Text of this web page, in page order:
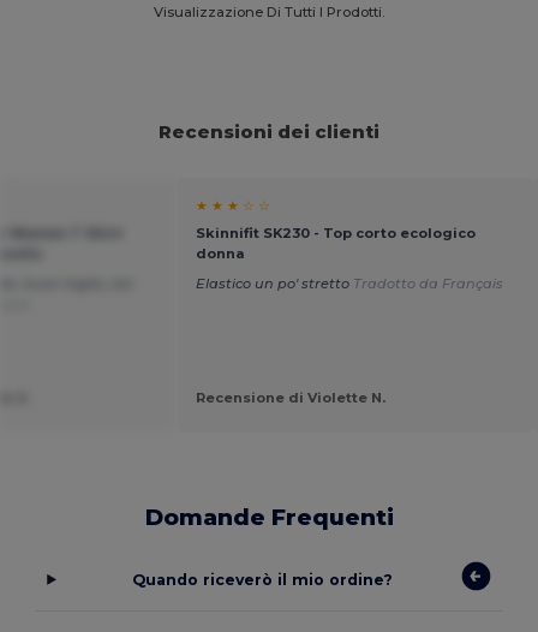
Visualizzazione Di Tutti I Prodotti.
Recensioni dei clienti
★ ★ ★ ☆ ☆
Skinnifit SK230 - Top corto ecologico
donna
Elastico un po' stretto Tradotto da Français
Recensione di Violette N.
Domande Frequenti
Quando riceverò il mio ordine?